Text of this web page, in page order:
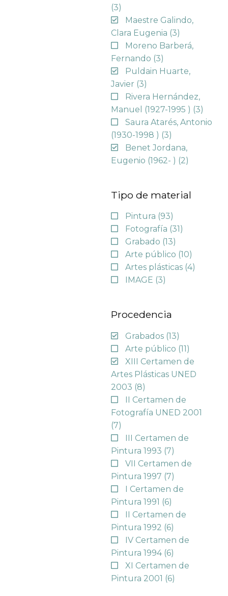
(3)
Maestre Galindo,
Clara Eugenia (3)
Moreno Barberá,
Fernando (3)
Puldain Huarte,
Javier (3)
Rivera Hernández,
Manuel (1927-1995 ) (3)
Saura Atarés, Antonio
(1930-1998 ) (3)
Benet Jordana,
Eugenio (1962- ) (2)
Tipo de material
Pintura (93)
Fotografía (31)
Grabado (13)
Arte público (10)
Artes plásticas (4)
IMAGE (3)
Procedencia
Grabados (13)
Arte público (11)
XIII Certamen de
Artes Plásticas UNED
2003 (8)
II Certamen de
Fotografía UNED 2001
(7)
III Certamen de
Pintura 1993 (7)
VII Certamen de
Pintura 1997 (7)
I Certamen de
Pintura 1991 (6)
II Certamen de
Pintura 1992 (6)
IV Certamen de
Pintura 1994 (6)
XI Certamen de
Pintura 2001 (6)